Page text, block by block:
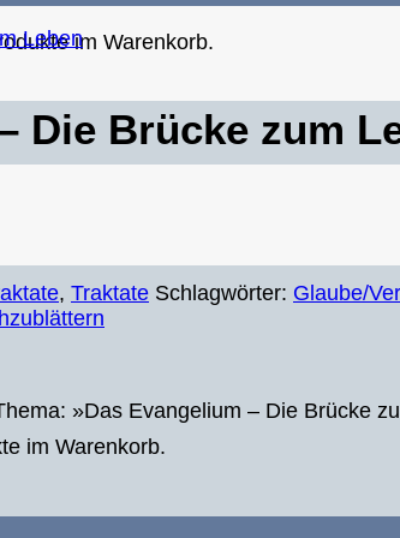
im Warenkorb.
im Warenkorb.
Die Brücke zum
, Traktate Schlagwörter: Glaube/
»Das Evangelium – Die Brücke